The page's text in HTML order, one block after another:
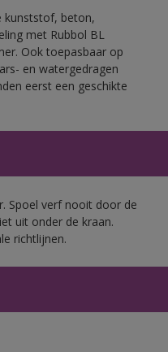
kunststof, beton,
met Rubbol BL
Ook toepasbaar op
en watergedragen
eerst een geschikte
Spoel verf nooit door de
uit onder de kraan.
richtlijnen.